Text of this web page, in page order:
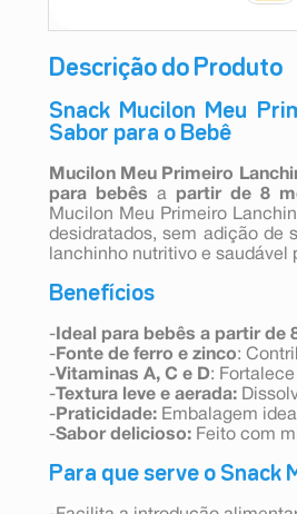
Descrição do Produto
Snack Mucilon Meu
Sabor para o Bebê
Mucilon Meu Primeiro
para bebês a partir de 8
Mucilon Meu Primeiro
desidratados, sem adição de
lanchinho nutritivo e saudável
Benefícios
- Ideal para bebês a partir de
- Fonte de ferro e zinco:
-Vitaminas A, C e D:
-Textura leve e aerada:
- Praticidade: Embalagem
-Sabor delicioso: Feito com
Para que serve o Snack